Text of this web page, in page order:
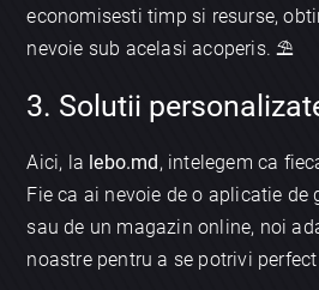
economisesti timp si resurse,
nevoie sub acelasi acoperis. ⛱️
3. Solutii
Aici, la lebo.md, intelegem ca
Fie ca ai nevoie de o aplicatie de
sau de un magazin online, noi
noastre pentru a se potrivi